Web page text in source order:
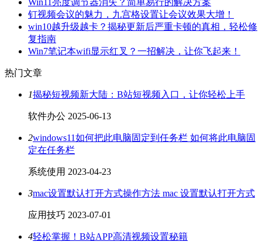
钉视频会议的魅力，九宫格设置让会议效果大增！
win10越升级越卡？揭秘更新后严重卡顿的真相，轻松修
复指南
Win7笔记本wifi显示红叉？一招解决，让你飞起来！
热门文章
1揭秘短视频新大陆：B站短视频入口，让你轻松上手
软件办公 2025-06-13
2windows11如何把此电脑固定到任务栏 如何将此电脑固
定在任务栏
系统使用 2023-04-23
3mac设置默认打开方式操作方法 mac 设置默认打开方式
应用技巧 2023-07-01
4轻松掌握！B站APP高清视频设置秘籍